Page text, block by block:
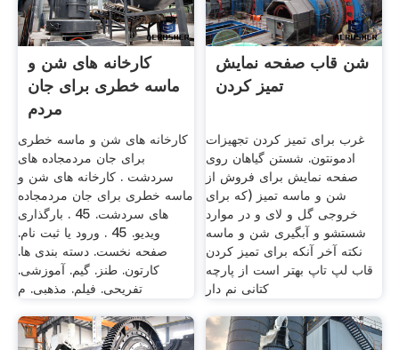
کارخانه های شن و
ماسه خطری برای جان
مردم
کارخانه های شن و ماسه خطری
برای جان مردمجاده های
سردشت . کارخانه های شن و
ماسه خطری برای جان مردمجاده
های سردشت. 45 . بارگذاری
ویدیو. 45 . ورود یا ثبت نام.
صفحه نخست. دسته بندی ها.
کارتون. طنز. گیم. آموزشی.
تفریحی. فیلم. مذهبی. م
شن قاب صفحه نمایش
تمیز کردن
غرب برای تمیز کردن تجهیزات
ادمونتون. شستن گیاهان روی
صفحه نمایش برای فروش از
شن و ماسه تمیز (که برای
خروجی گل و لای و در موارد
شستشو و آبگیری شن و ماسه
نکته آخر آنکه برای تمیز کردن
قاب لپ تاپ بهتر است از پارچه
کتانی نم دار